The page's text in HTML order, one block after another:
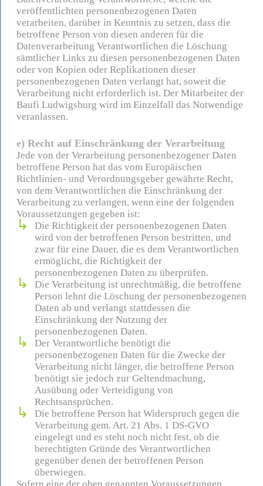
veröffentlichten personenbezogenen Daten
verarbeiten, darüber in Kenntnis zu setzen, dass die
betroffene Person von diesen anderen für die
Datenverarbeitung Verantwortlichen die Löschung
sämtlicher Links zu diesen personenbezogenen Daten
oder von Kopien oder Replikationen dieser
personenbezogenen Daten verlangt hat, soweit die
Verarbeitung nicht erforderlich ist. Der Mitarbeiter der
Baufi Ludwigsburg wird im Einzelfall das Notwendige
veranlassen.
e) Recht auf Einschränkung der Verarbeitung
Jede von der Verarbeitung personenbezogener Daten
betroffene Person hat das vom Europäischen
Richtlinien- und Verordnungsgeber gewährte Recht,
von dem Verantwortlichen die Einschränkung der
Verarbeitung zu verlangen, wenn eine der folgenden
Voraussetzungen gegeben ist:
Die Richtigkeit der personenbezogenen Daten
wird von der betroffenen Person bestritten, und
zwar für eine Dauer, die es dem Verantwortlichen
ermöglicht, die Richtigkeit der
personenbezogenen Daten zu überprüfen.
Die Verarbeitung ist unrechtmäßig, die betroffene
Person lehnt die Löschung der personenbezogenen
Daten ab und verlangt stattdessen die
Einschränkung der Nutzung der
personenbezogenen Daten.
Der Verantwortliche benötigt die
personenbezogenen Daten für die Zwecke der
Verarbeitung nicht länger, die betroffene Person
benötigt sie jedoch zur Geltendmachung,
Ausübung oder Verteidigung von
Rechtsansprüchen.
Die betroffene Person hat Widerspruch gegen die
Verarbeitung gem. Art. 21 Abs. 1 DS-GVO
eingelegt und es steht noch nicht fest, ob die
berechtigten Gründe des Verantwortlichen
gegenüber denen der betroffenen Person
überwiegen.